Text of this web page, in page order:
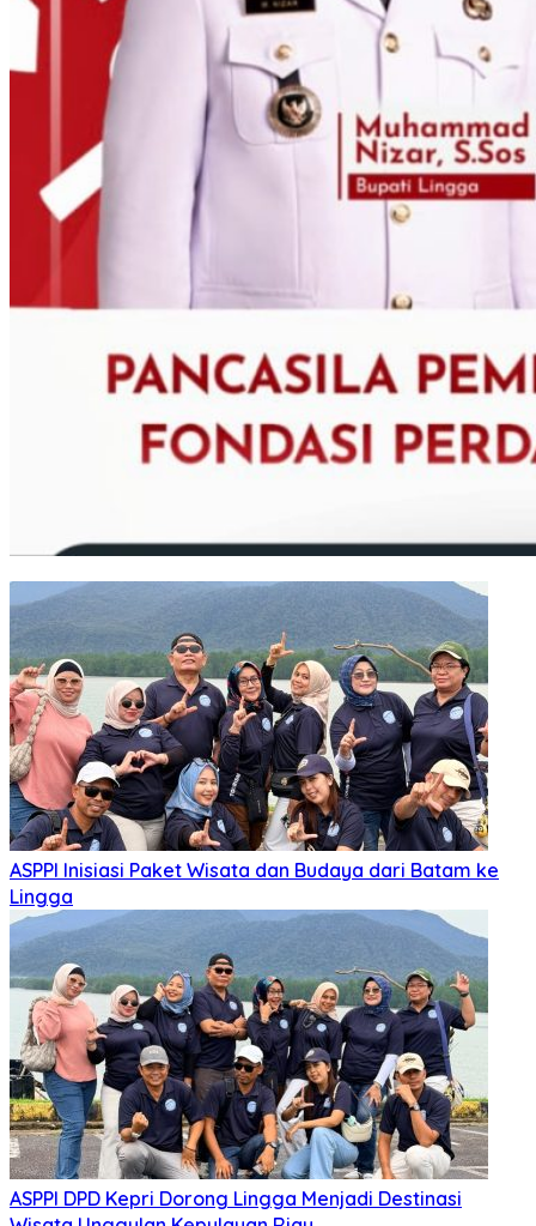
ASPPI Inisiasi Paket Wisata dan Budaya dari Batam ke
Lingga
ASPPI DPD Kepri Dorong Lingga Menjadi Destinasi